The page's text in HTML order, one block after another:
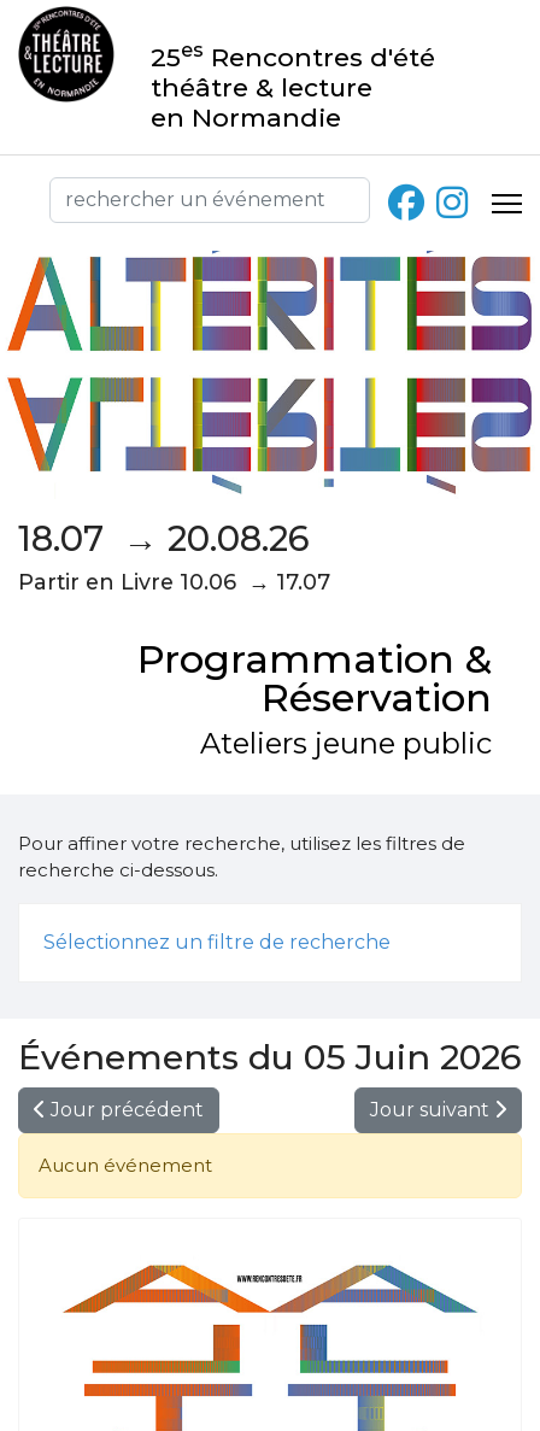
25es Rencontres d'été
théâtre & lecture
en Normandie
18.07 → 20.08.26
Partir en Livre 10.06 → 17.07
Programmation &
Réservation
Ateliers jeune public
Pour affiner votre recherche, utilisez les filtres de
recherche ci-dessous.
Sélectionnez un filtre de recherche
Événements du 05 Juin 2026
Jour précédent Jour suivant
Aucun événement